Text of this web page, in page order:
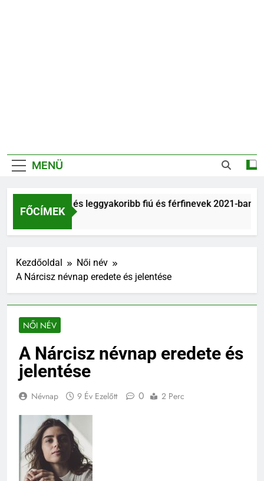
MENÜ
FŐCÍMEK
és leggyakoribb fiú és férfinevek 2021-ban
Év Ezelőtt
Kezdőoldal
Női név
A Nárcisz névnap eredete és jelentése
NŐI NÉV
A Nárcisz névnap eredete és
jelentése
Névnap 9 Év Ezelőtt 0 2 Perc